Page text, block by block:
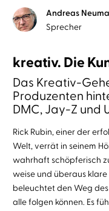
Andreas
Sprecher
kreativ. Die
Das Kreativ-
Produzenten
DMC, Jay-Z und
Rick Rubin, einer der
Welt, verrät in seinem
wahrhaft schöpferisch
weise und überaus klare
beleuchtet den Weg des
alle folgen können. Es